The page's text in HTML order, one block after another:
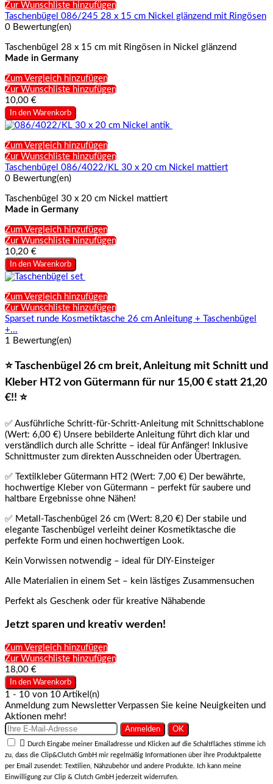
Zur Wunschliste hinzufügen
Taschenbügel 086/245 28 x 15 cm Nickel glänzend mit Ringösen
0 Bewertung(en)
Taschenbügel 28 x 15 cm mit Ringösen in Nickel glänzend
Made in Germany
Zum Vergleich hinzufügen
Zur Wunschliste hinzufügen
10,00 €
In den Warenkorb
Zum Vergleich hinzufügen
Zur Wunschliste hinzufügen
Taschenbügel 086/4022/KL 30 x 20 cm Nickel mattiert
0 Bewertung(en)
Taschenbügel 30 x 20 cm Nickel mattiert
Made in Germany
Zum Vergleich hinzufügen
Zur Wunschliste hinzufügen
10,20 €
In den Warenkorb
Zum Vergleich hinzufügen
Zur Wunschliste hinzufügen
Sparset runde Kosmetiktasche 26 cm Anleitung + Taschenbügel
+...
1 Bewertung(en)
⭐Taschenbügel 26 cm breit, Anleitung mit Schnitt und
Kleber HT2 von Gütermann für nur 15,00 € statt 21,20
€!! ⭐
✅ Ausführliche Schritt-für-Schritt-Anleitung mit Schnittschablone
(Wert: 6,00 €) Unsere bebilderte Anleitung führt dich klar und
verständlich durch alle Schritte – ideal für Anfänger! Inklusive
Schnittmuster zum direkten Ausschneiden oder Übertragen.
✅ Textilkleber Gütermann HT2 (Wert: 7,00 €) Der bewährte,
hochwertige Kleber von Gütermann – perfekt für saubere und
haltbare Ergebnisse ohne Nähen!
✅ Metall-Taschenbügel 26 cm (Wert: 8,20 €) Der stabile und
elegante Taschenbügel verleiht deiner Kosmetiktasche die
perfekte Form und einen hochwertigen Look.
Kein Vorwissen notwendig – ideal für DIY-Einsteiger
Alle Materialien in einem Set – kein lästiges Zusammensuchen
Perfekt als Geschenk oder für kreative Nähabende
Jetzt sparen und kreativ werden!
Zum Vergleich hinzufügen
Zur Wunschliste hinzufügen
18,00 €
In den Warenkorb
1 - 10 von 10 Artikel(n)
Anmeldung zum Newsletter Verpassen Sie keine Neuigkeiten und
Aktionen mehr!

Durch Eingabe meiner Emailadresse und Klicken auf die Schaltfläches stimme ich
zu, dass die Clip&Clutch GmbH mir regelmäßig Informationen über ihre Produktpalette
per Email zusendet: Textilien, Nähzubehör und andere Produkte. Ich kann meine
Einwilligung zur Clip & Clutch GmbH jederzeit widerrufen.